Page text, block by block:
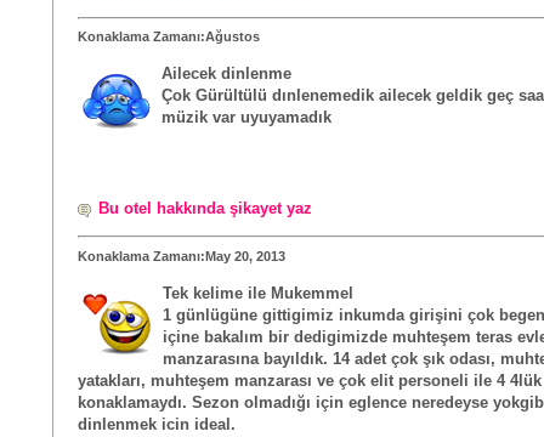
Konaklama Zamanı:Ağustos
Ailecek dinlenme
Çok Gürültülü dınlenemedik ailecek geldik geç
müzik var uyuyamadık
Bu otel hakkında şikayet yaz
Konaklama Zamanı:May 20, 2013
Tek kelime ile Mukemmel
1 günlügüne gittigimiz inkumda girişini çok
içine bakalım bir dedigimizde muhteşem teras
manzarasına bayıldık. 14 adet çok şık odası,
yatakları, muhteşem manzarası ve çok elit personeli ile 4
konaklamaydı. Sezon olmadığı için eglence neredeyse
dinlenmek icin ideal.